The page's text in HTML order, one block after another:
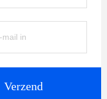
Verzend